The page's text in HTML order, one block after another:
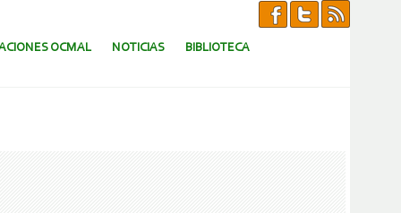
OCMAL NOTICIAS BIBLIOTECA